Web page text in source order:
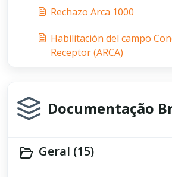
Rechazo Arca 1000
Habilitación del campo
Receptor (ARCA)
Documentação
Geral (15)